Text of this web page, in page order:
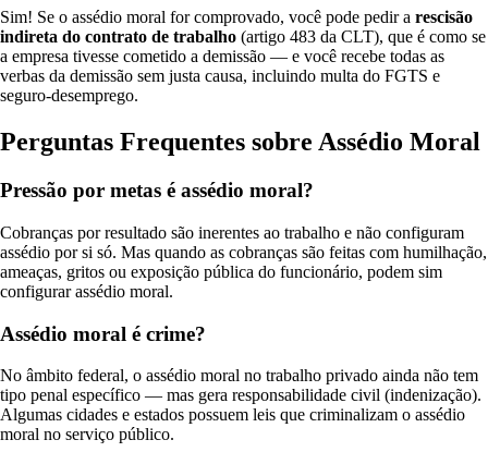
Sim! Se o assédio moral for comprovado, você pode pedir a rescisão
indireta do contrato de trabalho (artigo 483 da CLT), que é como se
a empresa tivesse cometido a demissão — e você recebe todas as
verbas da demissão sem justa causa, incluindo multa do FGTS e
seguro-desemprego.
Perguntas Frequentes sobre Assédio Moral
Pressão por metas é assédio moral?
Cobranças por resultado são inerentes ao trabalho e não configuram
assédio por si só. Mas quando as cobranças são feitas com humilhação,
ameaças, gritos ou exposição pública do funcionário, podem sim
configurar assédio moral.
Assédio moral é crime?
No âmbito federal, o assédio moral no trabalho privado ainda não tem
tipo penal específico — mas gera responsabilidade civil (indenização).
Algumas cidades e estados possuem leis que criminalizam o assédio
moral no serviço público.